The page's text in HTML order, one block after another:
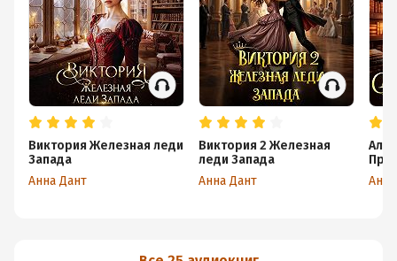
Виктория Железная леди
Запада
Анна Дант
Виктория 2 Железная
леди Запада
Анна Дант